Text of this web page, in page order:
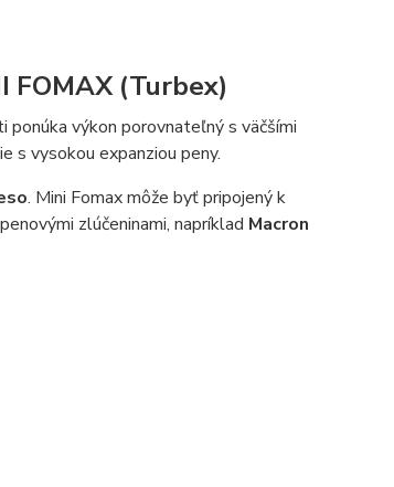
FOMAX (Turbex)
výkon porovnateľný s väčšími
s vysokou expanziou peny.
. Mini Fomax môže byť pripojený k
zlúčeninami, napríklad Macron